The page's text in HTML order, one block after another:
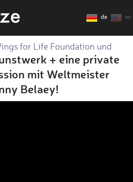
de en
for Life Foundation und
+ eine private
mit Weltmeister
Belaey!